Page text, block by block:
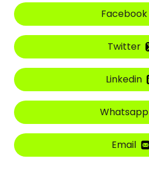
Facebook
Twitter
Linkedin
Whatsapp
Email